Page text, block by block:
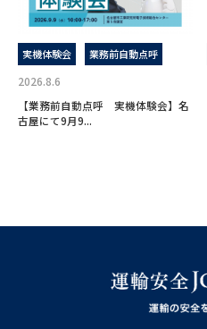
実機体験会 業務前自動点呼
2026.8.6
【業務前自動点呼 実機体験会】名
古屋にて9月9...